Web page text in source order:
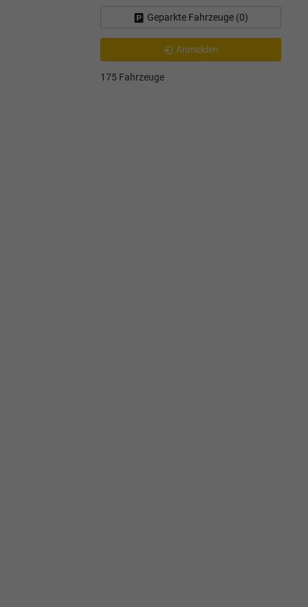
Geparkte Fahrzeuge (0)
Anmelden
175 Fahrzeuge